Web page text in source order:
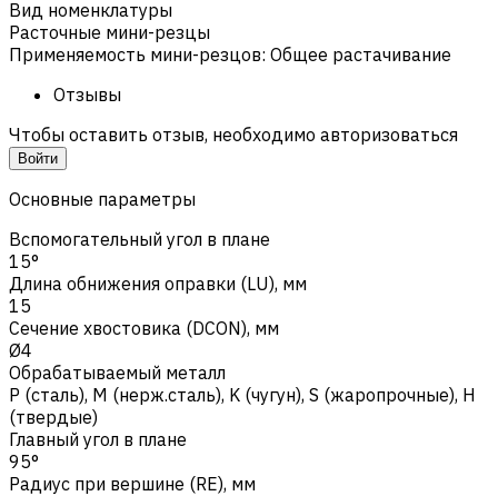
Вид номенклатуры
Расточные мини-резцы
Применяемость мини-резцов: Общее растачивание
Отзывы
Чтобы оставить отзыв, необходимо авторизоваться
Войти
Основные параметры
Вспомогательный угол в плане
15°
Длина обнижения оправки (LU), мм
15
Сечение хвостовика (DCON), мм
Ø4
Обрабатываемый металл
Р (сталь), M (нерж.сталь), K (чугун), S (жаропрочные), H
(твердые)
Главный угол в плане
95°
Радиус при вершине (RE), мм